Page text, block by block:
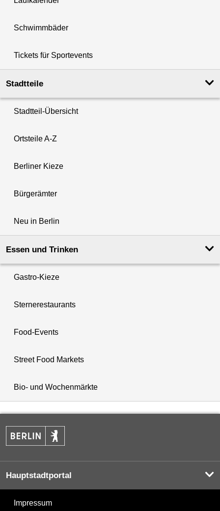
Schwimmbäder
Tickets für Sportevents
Stadtteile
Stadtteil-Übersicht
Ortsteile A-Z
Berliner Kieze
Bürgerämter
Neu in Berlin
Essen und Trinken
Gastro-Kieze
Sternerestaurants
Food-Events
Street Food Markets
Bio- und Wochenmärkte
Hauptstadtportal
Impressum